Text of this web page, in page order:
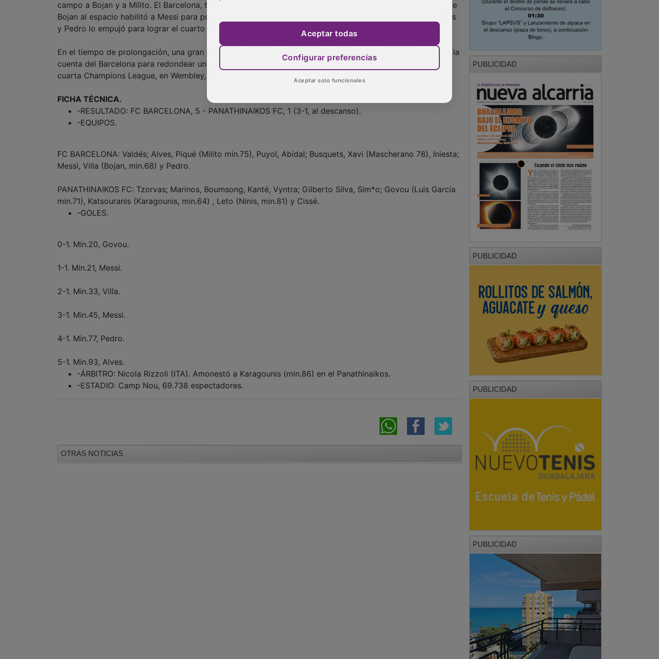
campo a Bojan y a Milito. El Barcelona, tras estos cambios siguió con su juego 'estelar'. Un preciso pase de
Bojan al espacio habilitó a Messi para poder chutar casi sin ángulo a portería, el balón dio en los dos palos
y Pedro lo empujó para lograr el cuarto gol.
En el tiempo de prolongación, una gran asistencia de Messi a Dani Alves propició que el brasileño cerrara la
cuenta del Barcelona para redondear un gran estreno y poner la primera piedra hacia la conquista de la
cuarta Champions League, en Wembley, el 28 de mayo.
FICHA TÉCNICA.
-RESULTADO: FC BARCELONA, 5 - PANATHINAIKOS FC, 1 (3-1, al descanso).
-EQUIPOS.
FC BARCELONA: Valdés; Alves, Piqué (Milito min.75), Puyol, Abidal; Busquets, Xavi (Mascherano 78), Iniesta;
Messi, Villa (Bojan, min.68) y Pedro.
PANATHINAIKOS FC: Tzorvas; Marinos, Boumsong, Kanté, Vyntra; Gilberto Silva, Sim*o; Govou (Luis García
min.71), Katsouranis (Karagounis, min.64) , Leto (Ninis, min.81) y Cissé.
-GOLES.
0-1. Min.20, Govou.
1-1. Min.21, Messi.
2-1. Min.33, Villa.
3-1. Min.45, Messi.
4-1. Min.77, Pedro.
5-1. Min.93, Alves.
-ÁRBITRO: Nicola Rizzoli (ITA). Amonestó a Karagounis (min.86) en el Panathinaikos.
-ESTADIO: Camp Nou, 69.738 espectadores.
OTRAS NOTICIAS
PUBLICIDAD
PUBLICIDAD
PUBLICIDAD
PUBLICIDAD
Aceptar todas
Configurar preferencias
Aceptar solo funcionales